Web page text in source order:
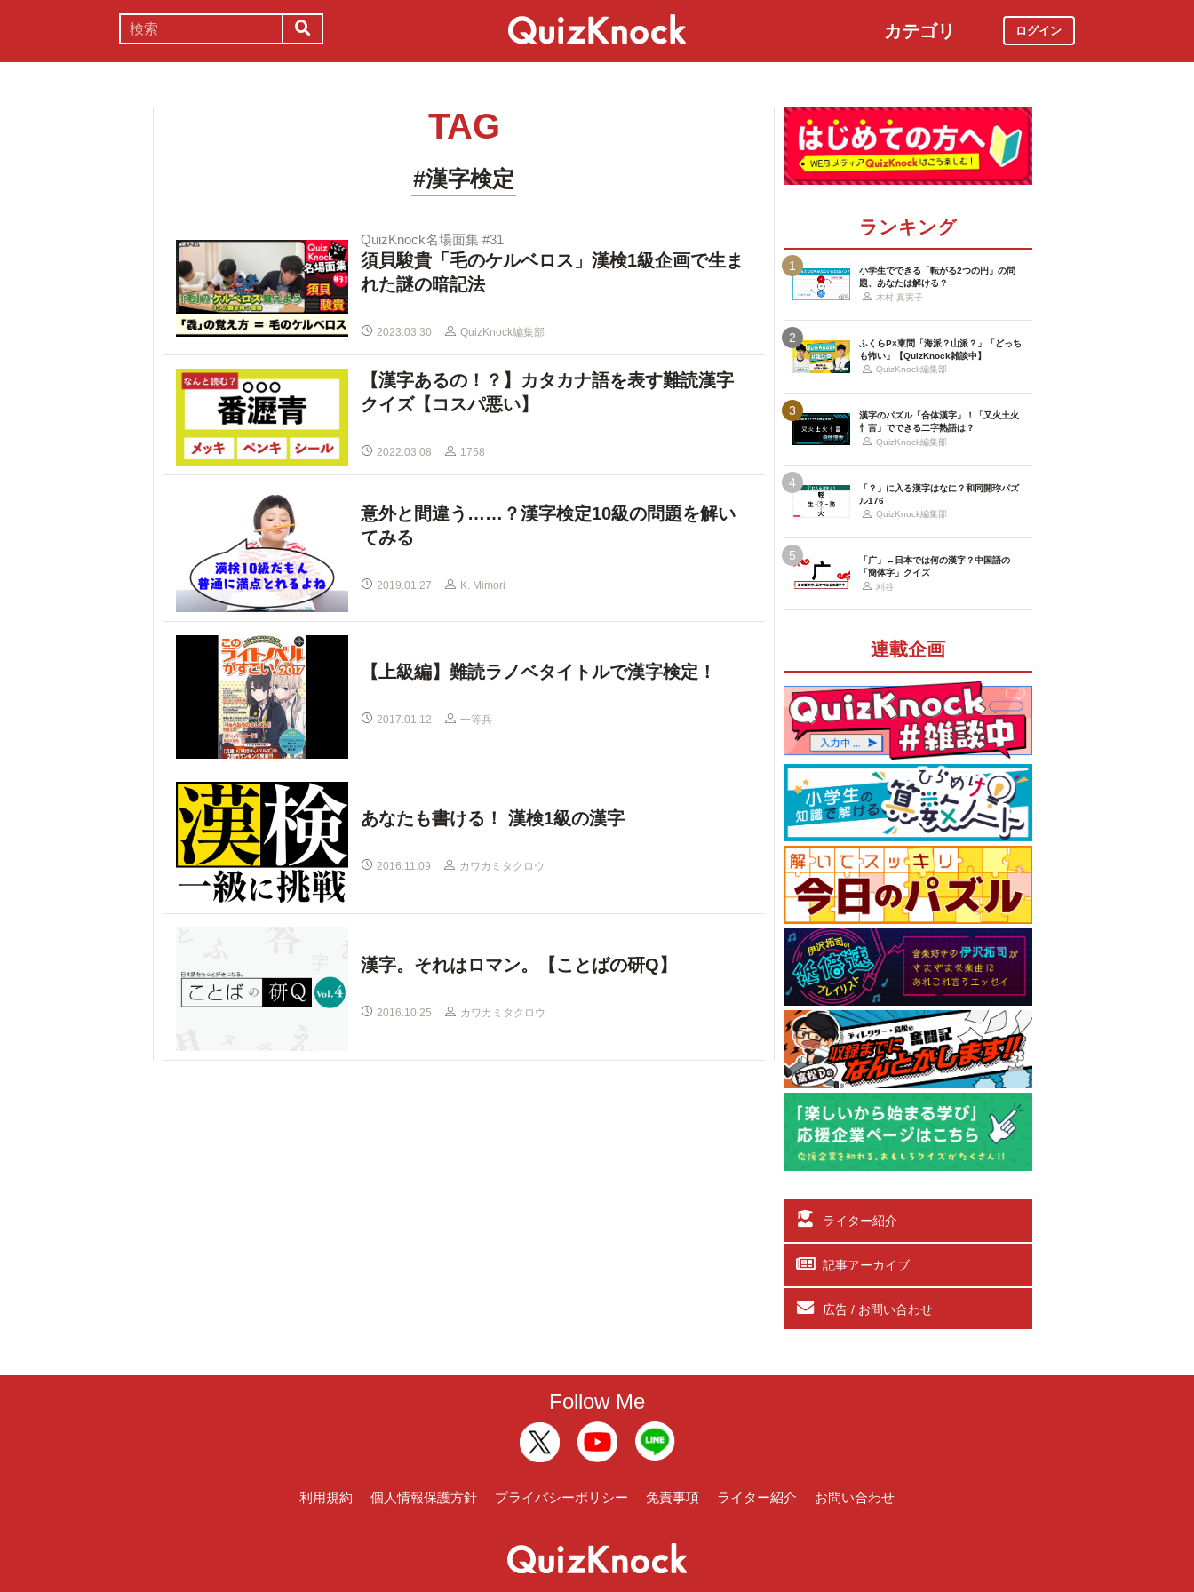
カテゴリ ログイン
TAG
#漢字検定
QuizKnock名場面集 #31
須貝駿貴「毛のケルベロス」漢検1級企画で生ま
れた謎の暗記法
2023.03.30 QuizKnock編集部
【漢字あるの！？】カタカナ語を表す難読漢字
クイズ【コスパ悪い】
2022.03.08 1758
意外と間違う……？漢字検定10級の問題を解い
てみる
2019.01.27 K. Mimori
【上級編】難読ラノベタイトルで漢字検定！
2017.01.12 一等兵
あなたも書ける！ 漢検1級の漢字
2016.11.09 カワカミタクロウ
漢字。それはロマン。【ことばの研Q】
2016.10.25 カワカミタクロウ
ランキング
1
小学生でできる「転がる2つの円」の問
題、あなたは解ける？
木村 真実子
2
ふくらP×東問「海派？山派？」「どっち
も怖い」【QuizKnock雑談中】
QuizKnock編集部
3
漢字のパズル「合体漢字」！「又火土火
忄言」でできる二字熟語は？
QuizKnock編集部
4
「？」に入る漢字はなに？和同開珎パズ
ル176
QuizKnock編集部
5
「广」←日本では何の漢字？中国語の
「簡体字」クイズ
刈谷
連載企画
ライター紹介
記事アーカイブ
広告 / お問い合わせ
Follow Me
利用規約 個人情報保護方針 プライバシーポリシー 免責事項 ライター紹介 お問い合わせ